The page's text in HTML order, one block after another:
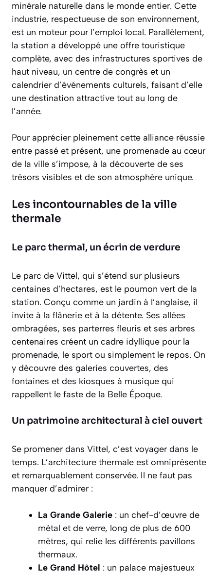
minérale naturelle dans le monde entier. Cette
industrie, respectueuse de son environnement,
est un moteur pour l’emploi local. Parallèlement,
la station a développé une offre touristique
complète, avec des infrastructures sportives de
haut niveau, un centre de congrès et un
calendrier d’événements culturels, faisant d’elle
une destination attractive tout au long de
l’année.
Pour apprécier pleinement cette alliance réussie
entre passé et présent, une promenade au cœur
de la ville s’impose, à la découverte de ses
trésors visibles et de son atmosphère unique.
Les incontournables de la ville
thermale
Le parc thermal, un écrin de verdure
Le parc de Vittel, qui s’étend sur plusieurs
centaines d’hectares, est le poumon vert de la
station. Conçu comme un jardin à l’anglaise, il
invite à la flânerie et à la détente. Ses allées
ombragées, ses parterres fleuris et ses arbres
centenaires créent un cadre idyllique pour la
promenade, le sport ou simplement le repos. On
y découvre des galeries couvertes, des
fontaines et des kiosques à musique qui
rappellent le faste de la Belle Époque.
Un patrimoine architectural à ciel ouvert
Se promener dans Vittel, c’est voyager dans le
temps. L’architecture thermale est omniprésente
et remarquablement conservée. Il ne faut pas
manquer d’admirer :
La Grande Galerie : un chef-d’œuvre de
métal et de verre, long de plus de 600
mètres, qui relie les différents pavillons
thermaux.
Le Grand Hôtel : un palace majestueux